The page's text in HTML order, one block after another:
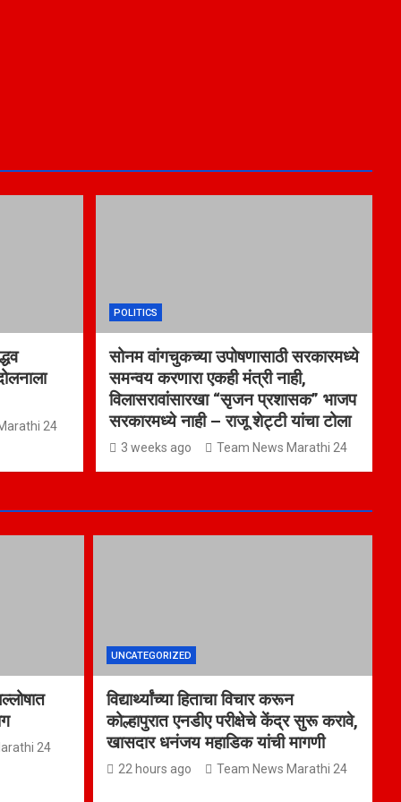
24
POLITICS
सोनम वांगचुकच्या उपोषणासाठी सरकारमध्ये
समन्वय करणारा एकही मंत्री नाही,
विलासरावांसारखा “सृजन प्रशासक” भाजप
सरकारमध्ये नाही – राजू शेट्टी यांचा टोला
3 weeks ago Team News Marathi 24
24
UNCATEGORIZED
विद्यार्थ्यांच्या हिताचा विचार करून
कोल्हापुरात एनडीए परीक्षेचे केंद्र सुरू करावे,
खासदार धनंजय महाडिक यांची मागणी
22 hours ago Team News Marathi 24